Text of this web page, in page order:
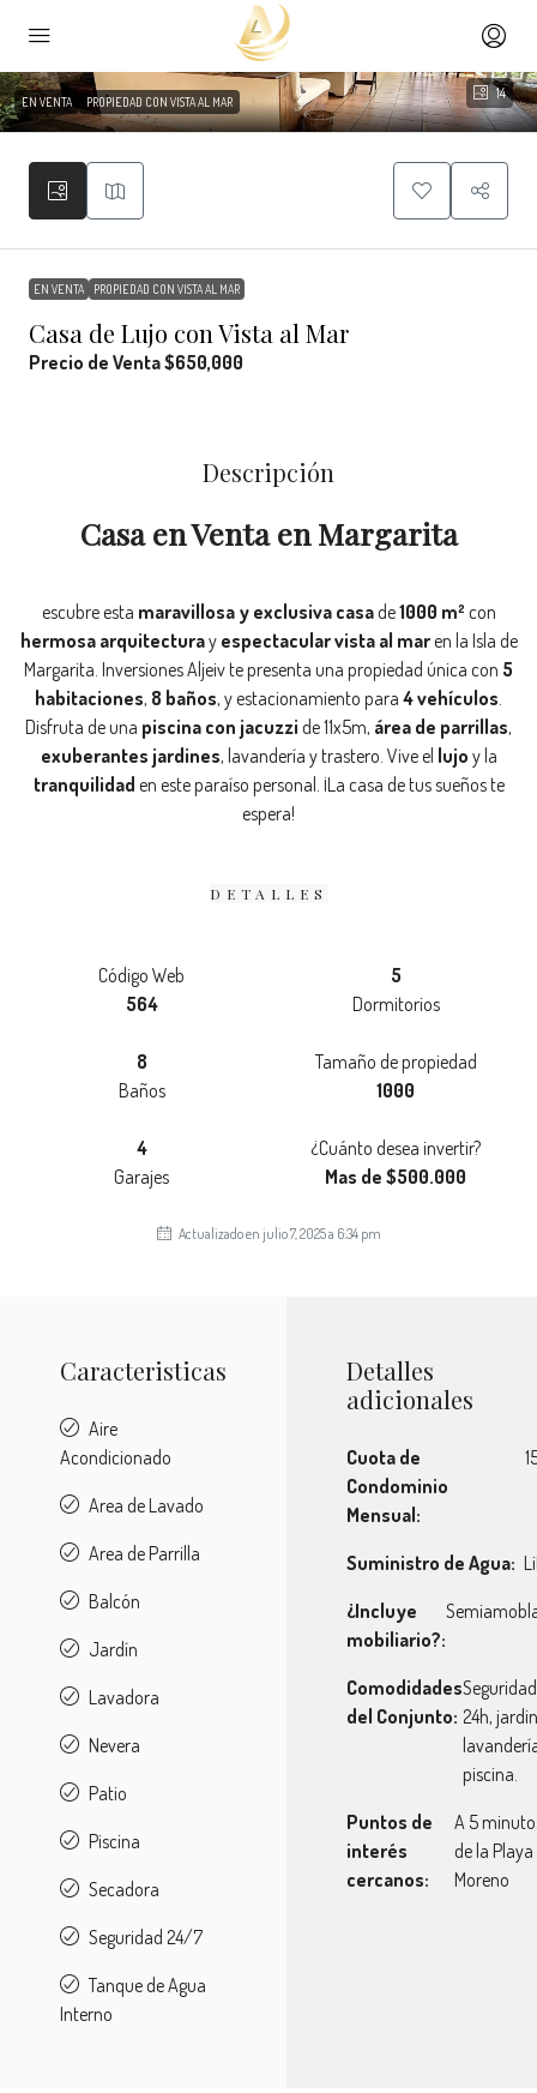
14
EN VENTA PROPIEDAD CON VISTA AL MAR
EN VENTA PROPIEDAD CON VISTA AL MAR
Casa de Lujo con Vista al Mar
Precio de Venta$650,000
Descripción
Casa en Venta en Margarita
escubre esta maravillosa y exclusiva casade1000 m² con
hermosa arquitecturay espectacular vista al maren la Isla de
Margarita. Inversiones Aljeiv te presenta una propiedad única con 5
habitaciones, 8 baños, y estacionamiento para 4 vehículos.
Disfruta de una piscina con jacuzzi de 11x5m, área de parrillas,
exuberantes jardines, lavandería y trastero. Vive el lujo y la
tranquilidad en este paraíso personal. ¡La casa de tus sueños te
espera!
DETALLES
Código Web
564
5
Dormitorios
8
Baños
Tamaño de propiedad
1000
4
Garajes
¿Cuánto desea invertir?
Mas de $500.000
Actualizado en julio 7, 2025 a 6:34 pm
Caracteristicas
Aire
Acondicionado
Area de Lavado
Area de Parrilla
Balcón
Jardín
Lavadora
Nevera
Patio
Piscina
Secadora
Seguridad 24/7
Tanque de Agua
Interno
Detalles
adicionales
Cuota de
Condominio
Mensual:
Suministro de Agua:
¿Incluye
mobiliario?:
Comodidades
del Conjunto:
Seguridad
24h,
piscina.
Puntos de
interés
cercanos:
A 5
de la Playa
Moreno